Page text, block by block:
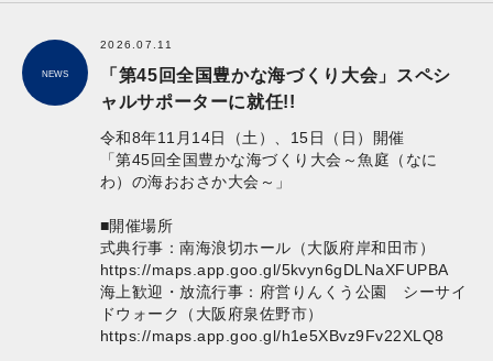
NEWS
2026.07.11
「第45回全国豊かな海づくり大会」スペシ
ャルサポーターに就任!!
令和8年11月14日（土）、15日（日）開催
「第45回全国豊かな海づくり大会～魚庭（なに
わ）の海おおさか大会～」
■開催場所
式典行事：南海浪切ホール（大阪府岸和田市）
https://maps.app.goo.gl/5kvyn6gDLNaXFUPBA
海上歓迎・放流行事：府営りんくう公園 シーサイ
ドウォーク（大阪府泉佐野市）
https://maps.app.goo.gl/h1e5XBvz9Fv22XLQ8